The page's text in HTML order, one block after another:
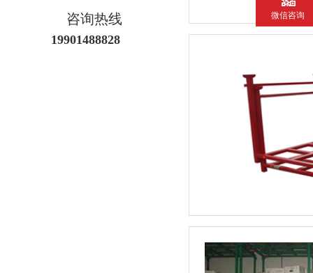
咨询热线
19901488828
微信咨询